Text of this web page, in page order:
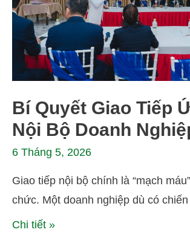
Bí Quyết Giao Tiếp
Nội Bộ Doanh
Sao Để Giao Việc
Nhân Viên Không
6 Tháng 5, 2026
Giao tiếp nội bộ chính là “mạch
chức. Một doanh nghiệp dù có
Chi tiết »